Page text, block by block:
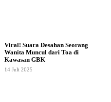
Viral! Suara Desahan Seorang
Wanita Muncul dari Toa di
Kawasan GBK
14 Juli 2025